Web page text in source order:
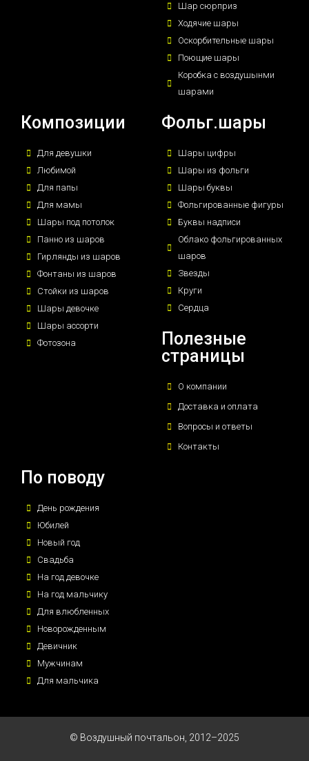
Шар сюрприз
Ходячие шары
Оскорбительные шары
Поющие шары
Коробка с воздушынми
шарами
Композиции
Для девушки
Любимой
Для папы
Для мамы
Шары под потолок
Панно из шаров
Гирлянды из шаров
Фонтаны из шаров
Стойки из шаров
Шары девочке
Шары ассорти
Фотозона
Фольг.шары
Шары цифры
Шары из фольги
Шары буквы
Фольгированные фигуры
Буквы надписи
Облако фольгированных
шаров
Звезды
Круги
Сердца
Полезные
страницы
О компании
Доставка и оплата
Вопросы и ответы
Контакты
По поводу
День рождения
Юбилей
Новый год
Свадьба
На год девочке
На год мальчику
Для влюбленных
Новорожденным
Девичник
Мужчинам
Для мальчика
© Воздушный почтальон, 2012–2025